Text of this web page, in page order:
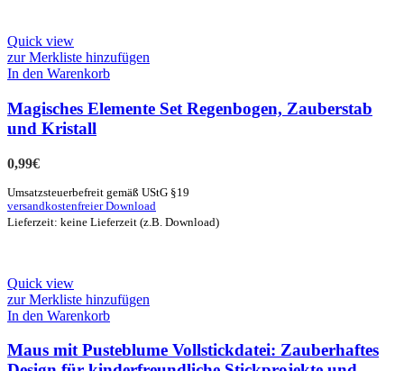
Quick view
zur Merkliste hinzufügen
In den Warenkorb
Magisches Elemente Set Regenbogen, Zauberstab
und Kristall
0,99€
Umsatzsteuerbefreit gemäß UStG §19
versandkostenfreier Download
Lieferzeit: keine Lieferzeit (z.B. Download)
Quick view
zur Merkliste hinzufügen
In den Warenkorb
Maus mit Pusteblume Vollstickdatei: Zauberhaftes